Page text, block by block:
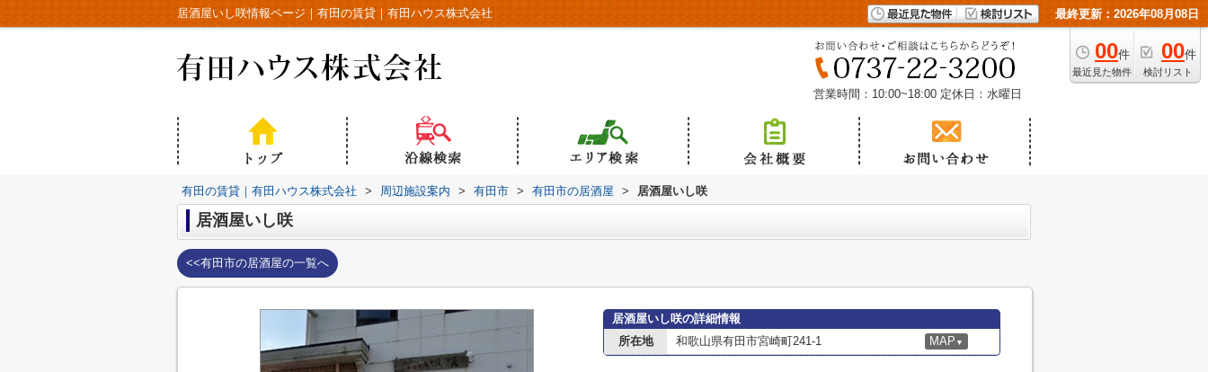
居酒屋いし咲情報ページ｜有田の賃貸｜有田ハウス株式会社 最終更新：2026年08月08日
00件
最近見た物件
00件
検討リスト
営業時間：10:00~18:00 定休日：水曜日
有田の賃貸｜有田ハウス株式会社 > 周辺施設案内 > 有田市 > 有田市の居酒屋 > 居酒屋いし咲
居酒屋いし咲
<<有田市の居酒屋の一覧へ
居酒屋いし咲の詳細情報
所在地
和歌山県有田市宮崎町241-1 MAP ▼